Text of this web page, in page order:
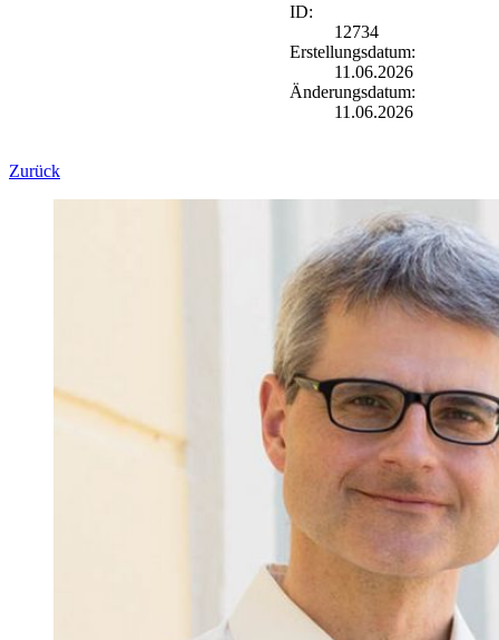
ID:
12734
Erstellungsdatum:
11.06.2026
Änderungsdatum:
11.06.2026
Zurück